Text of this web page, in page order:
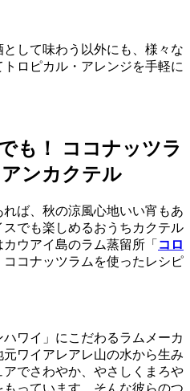
して味わう以外にも、様々な
ロピカル・アレンジを手軽に
も！ ココナッツラ
ンカクテル
ば、秋の涼風心地いい宵もあ
でも楽しめるおうちカクテル
ウアイ島のラム蒸留所「 コロ
ココナッツラムを使ったレシピ
ワイ」にこだわるラムメーカ
ワイアレアレ山の水から生み
でさわやか、やさしくまろや
っています。そんな彼らのつ